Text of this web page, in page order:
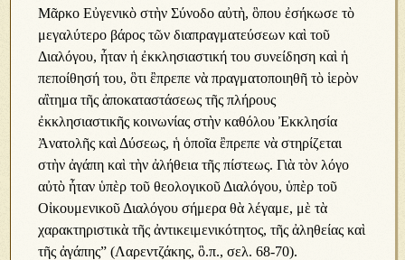
Μᾶρκο Εὐγενικὸ στὴν Σύνοδο αὐτὴ, ὃπου ἐσήκωσε τὸ
μεγαλύτερο βάρος τῶν διαπραγματεύσεων καὶ τοῦ
Διαλόγου, ἦταν ἡ ἐκκλησιαστική του συνείδηση καὶ ἡ
πεποίθησή του, ὃτι ἒπρεπε νὰ πραγματοποιηθῆ τὸ ἱερὸν
αἲτημα τῆς ἀποκαταστάσεως τῆς πλήρους
ἐκκλησιαστικῆς κοινωνίας στὴν καθόλου Ἐκκλησία
Ἀνατολῆς καὶ Δύσεως, ἡ ὁποῖα ἒπρεπε νὰ στηρίζεται
στὴν ἀγάπη καὶ τὴν ἀλήθεια τῆς πίστεως. Γιὰ τὸν λόγο
αὐτὸ ἦταν ὑπὲρ τοῦ θεολογικοῦ Διαλόγου, ὑπὲρ τοῦ
Οἰκουμενικοῦ Διαλόγου σήμερα θὰ λέγαμε, μὲ τὰ
χαρακτηριστικὰ τῆς ἀντικειμενικότητος, τῆς ἀληθείας καὶ
τῆς ἀγάπης” (Λαρεντζάκης, ὃ.π., σελ. 68-70).